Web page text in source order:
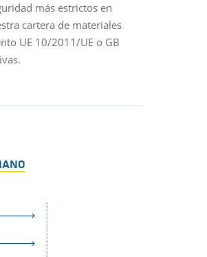
más estrictos en
cartera de materiales
UE 10/2011/UE o GB